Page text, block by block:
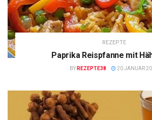
REZEPTE
Paprika Reispfanne mit
BY REZEPTE38 20 JANUAR